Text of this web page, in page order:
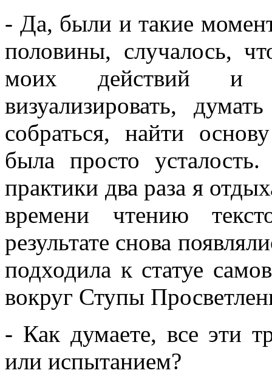
- Да, были и такие
половины, случалось,
моих действий и
визуализировать,
собраться, найти
была просто
практики два раза я
времени чтению
результате снова
подходила к статуе
вокруг Ступы
- Как думаете, все эти
или испытанием?